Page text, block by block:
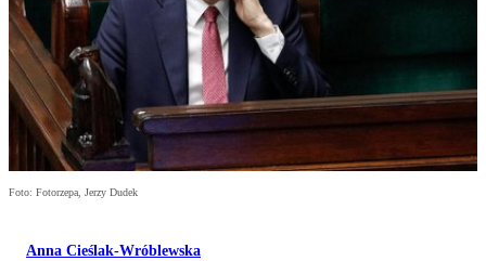
Foto: Fotorzepa, Jerzy Dudek
Anna Cieślak-Wróblewska